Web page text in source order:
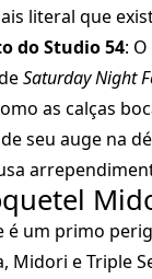
literal que
do Studio 54:
Saturday Night
as calças
seu auge na
é um primo
Midori e Triple